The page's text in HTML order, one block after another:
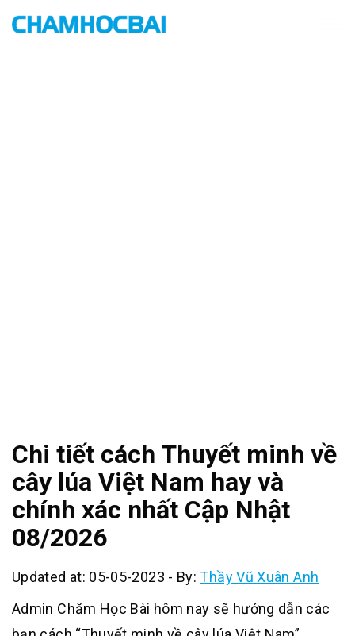
Chi tiết cách Thuyết minh về
cây lúa Việt Nam hay và
chính xác nhất Cập Nhật
08/2026
Updated at: 05-05-2023 - By:Thầy Vũ Xuân Anh
Admin Chăm Học Bài hôm nay sẽ hướng dẫn các